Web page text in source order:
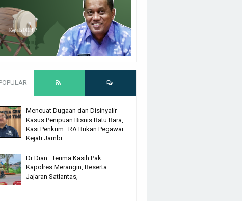
Mencuat Dugaan dan Disinyalir
Kasus Penipuan Bisnis Batu Bara,
Kasi Penkum : RA Bukan Pegawai
Kejati Jambi
Dr Dian : Terima Kasih Pak
Kapolres Merangin, Beserta
Jajaran Satlantas,